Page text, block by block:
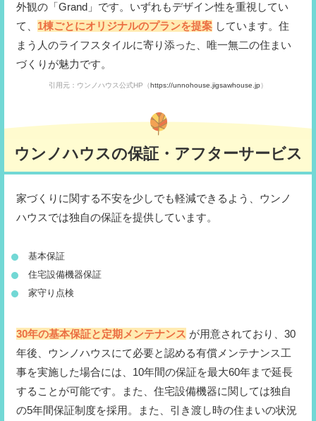
外観の「Grand」です。いずれもデザイン性を重視してい
て、 1棟ごとにオリジナルのプランを提案 しています。住
まう人のライフスタイルに寄り添った、唯一無二の住まい
づくりが魅力です。
引用元：ウンノハウス公式HP（https://unnohouse.jigsawhouse.jp ）
ウンノハウスの保証・アフターサービス
家づくりに関する不安を少しでも軽減できるよう、ウンノ
ハウスでは独自の保証を提供しています。
基本保証
住宅設備機器保証
家守り点検
30年の基本保証と定期メンテナンス が用意されており、30
年後、ウンノハウスにて必要と認める有償メンテナンス工
事を実施した場合には、10年間の保証を最大60年まで延長
することが可能です。また、住宅設備機器に関しては独自
の5年間保証制度を採用。また、引き渡し時の住まいの状況